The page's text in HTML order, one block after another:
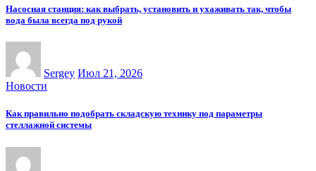
Насосная станция: как выбрать, установить и ухаживать так, чтобы
вода была всегда под рукой
Sergey Июл 21, 2026
Новости
Как правильно подобрать складскую технику под параметры
стеллажной системы